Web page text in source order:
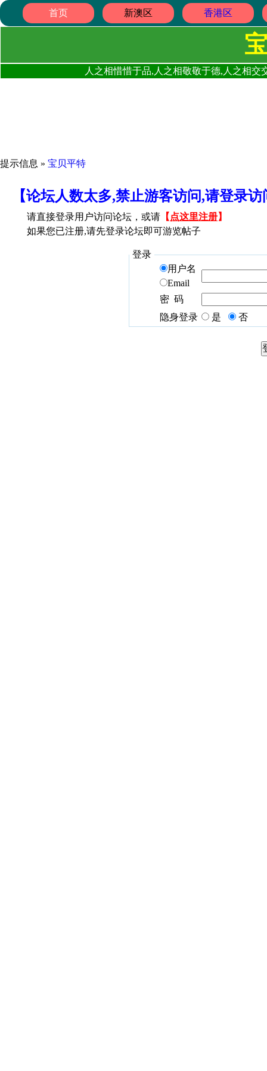
首页 新澳区 香港区
人之相惜惜于品,人之相敬敬于德,人之相
提示信息 » 宝贝平特
【论坛人数太多,禁止游客访问,请登录
请直接登录用户访问论坛，或请 【 点这里注册】
如果您已注册,请先登录论坛即可游览帖子
登录
用户名
Email
密 码
隐身登录
是 否